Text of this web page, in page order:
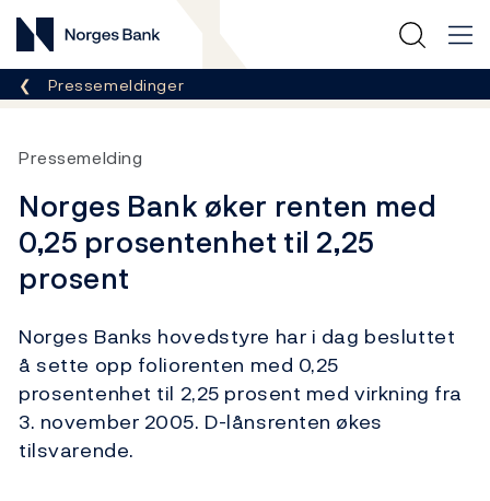
Norges Bank
Her er du nå:
Pressemeldinger
Pressemelding
Norges Bank øker renten med
0,25 prosentenhet til 2,25
prosent
Norges Banks hovedstyre har i dag besluttet
å sette opp foliorenten med 0,25
prosentenhet til 2,25 prosent med virkning fra
3. november 2005. D-lånsrenten økes
tilsvarende.